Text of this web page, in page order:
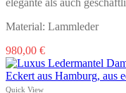
elegante als auch
Material: Lammleder
980,00 €Dieses
Produkt
weist
Quick View